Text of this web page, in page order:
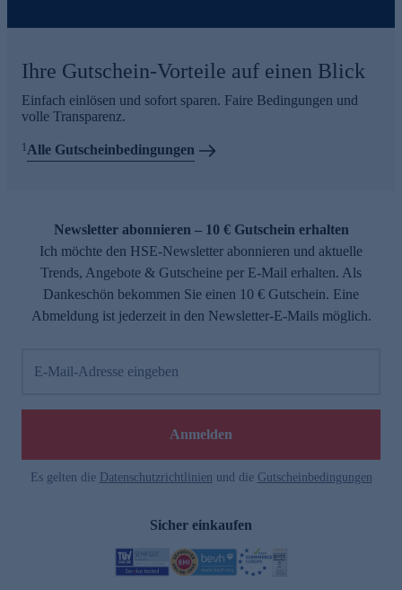
Ihre Gutschein-Vorteile auf einen Blick
Einfach einlösen und sofort sparen. Faire Bedingungen und
volle Transparenz.
1 Alle Gutscheinbedingungen
Newsletter abonnieren – 10 € Gutschein erhalten
Ich möchte den HSE-Newsletter abonnieren und aktuelle
Trends, Angebote & Gutscheine per E-Mail erhalten. Als
Dankeschön bekommen Sie einen 10 € Gutschein. Eine
Abmeldung ist jederzeit in den Newsletter-E-Mails möglich.
E-Mail-Adresse eingeben
Anmelden
Es gelten die Datenschutzrichtlinien und die Gutscheinbedingungen
Sicher einkaufen